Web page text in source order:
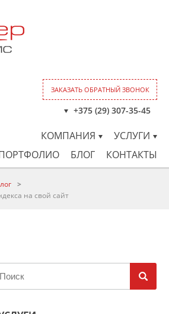
ЗАКАЗАТЬ ОБРАТНЫЙ ЗВОНОК
+375 (29) 307-35-45
КОМПАНИЯ
УСЛУГИ
БЛОГ КОНТАКТЫ
>
на свой сайт